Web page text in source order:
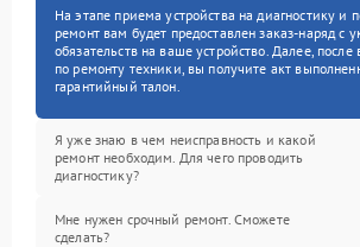
На этапе приема устройства на диагностику и
ремонт вам будет предоставлен заказ-наряд с
обязательств на ваше устройство. Далее,
по ремонту техники, вы получите акт
гарантийный талон.
Я уже знаю в чем неисправность и какой
ремонт необходим. Для чего проводить
диагностику?
Мне нужен срочный ремонт. Сможете
сделать?